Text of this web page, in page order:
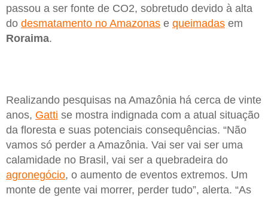
passou a ser fonte de CO2, sobretudo devido à alta
do desmatamento no Amazonas e queimadas em
Roraima.
Realizando pesquisas na Amazônia há cerca de vinte
anos, Gatti se mostra indignada com a atual situação
da floresta e suas potenciais consequências. “Não
vamos só perder a Amazônia. Vai ser vai ser uma
calamidade no Brasil, vai ser a quebradeira do
agronegócio, o aumento de eventos extremos. Um
monte de gente vai morrer, perder tudo”, alerta. “As